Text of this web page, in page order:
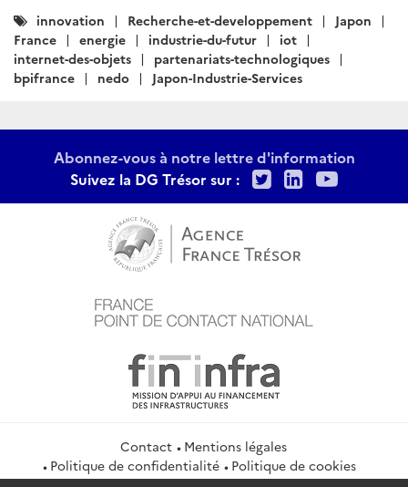
Catégories
:
innovation Recherche-et-developpement
Japon
France
energie industrie-du-futur
iot
internet-des-objets
partenariats-technologiques
bpifrance
nedo Japon-Industrie-Services
Abonnez-vous à notre lettre d'information
Suivez la DG Trésor sur :
TwitterLinkedIn
Contact
Mentions légales
Politique de confidentialité
Politique de cookies